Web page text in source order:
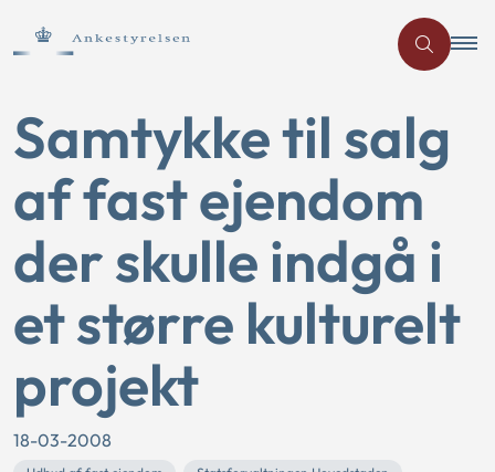
Samtykke til salg
af fast ejendom
der skulle indgå i
et større kulturelt
projekt
18-03-2008